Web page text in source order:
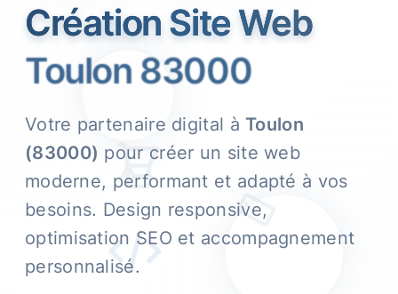
Création Site Web
Toulon 83000
Votre partenaire digital àToulon
(83000) pour créer un site web
moderne, performant et adapté à vos
besoins. Design responsive,
optimisation SEO et accompagnement
personnalisé.